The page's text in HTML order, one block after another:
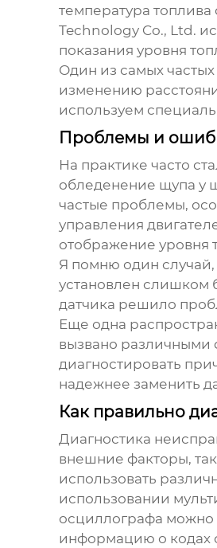
температура
Technology Co., Ltd.
показания уровня
Один из самых
изменению
используем
Проблемы и
На практике часто
обледенение щупа у
частые проблемы,
управления
отображение уровня
Я помню один случай,
установлен слишком
датчика решило
Еще одна
вызвано различными
диагностировать
надежнее заменить
Как правильно
Диагностика
внешние факторы,
использовать
использовании
осциллографа можно
информацию о кодах